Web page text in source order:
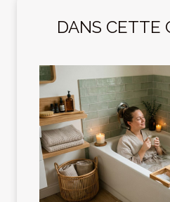
DANS CETTE